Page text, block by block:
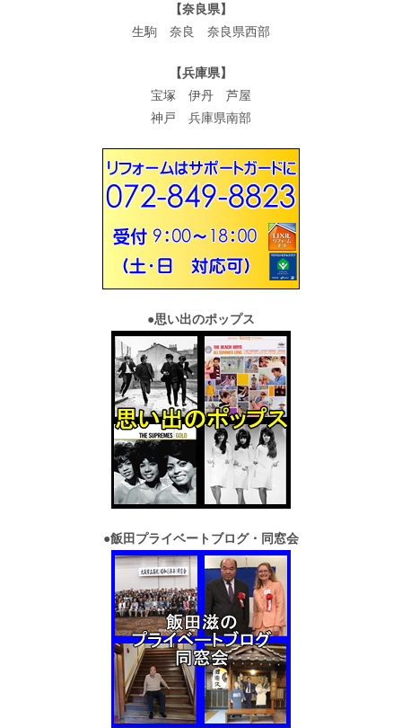
【奈良県】
生駒 奈良 奈良県西部
【兵庫県】
宝塚 伊丹 芦屋
神戸 兵庫県南部
●思い出のポップス
●飯田プライベートブログ・同窓会